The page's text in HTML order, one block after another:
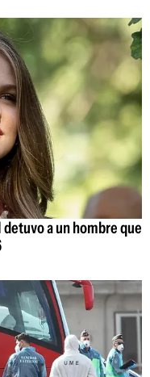
detuvo a un hombre que